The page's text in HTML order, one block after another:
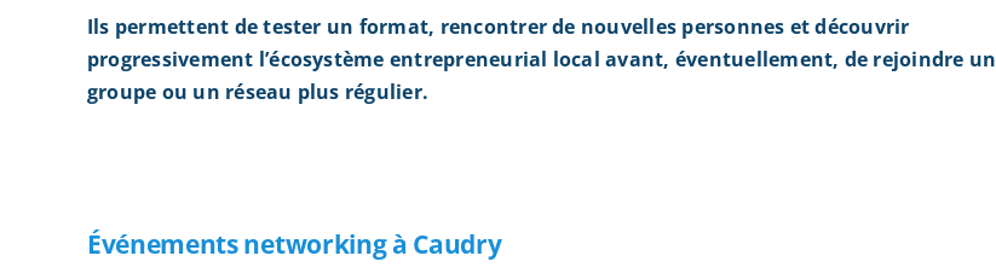
Ils permettent de tester un format, rencontrer de nouvelles personnes et découvrir
progressivement l’écosystème entrepreneurial local avant, éventuellement, de rejoindre un
groupe ou un réseau plus régulier.
Événements networking à Caudry